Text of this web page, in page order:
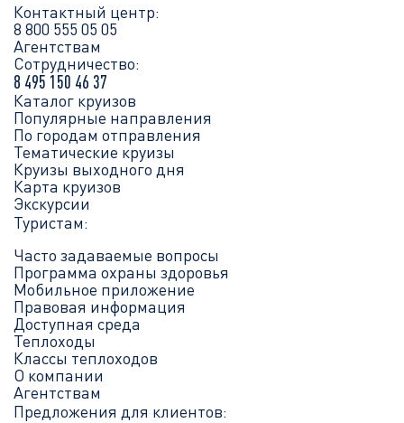
Контактный центр:
8 800 555 05 05
Агентствам
Сотрудничество:
8 495 150 46 37
Каталог круизов
Популярные направления
По городам отправления
Тематические круизы
Круизы выходного дня
Карта круизов
Экскурсии
Туристам:
Часто задаваемые вопросы
Программа охраны здоровья
Мобильное приложение
Правовая информация
Доступная среда
Теплоходы
Классы теплоходов
О компании
Агентствам
Предложения для клиентов: